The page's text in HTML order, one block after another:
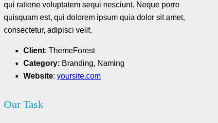
qui ratione voluptatem sequi nesciunt. Neque porro
quisquam est, qui dolorem ipsum quia dolor sit amet,
consectetur, adipisci velit.
Client: ThemeForest
Category: Branding, Naming
Website: yoursite.com
Our Task